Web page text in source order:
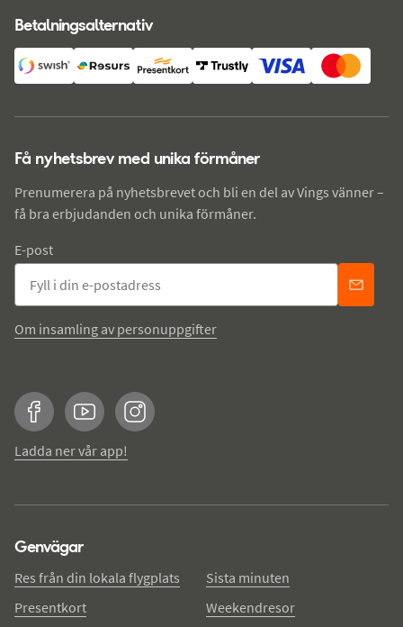
Betalningsalternativ
Få nyhetsbrev med unika förmåner
Prenumerera på nyhetsbrevet och bli en del av Vings vänner –
få bra erbjudanden och unika förmåner.
E-post
Om insamling av personuppgifter
FacebookYouTubeInstagram
Ladda ner vår app!
Genvägar
Res från din lokala flygplats
Presentkort
Sista minuten
Weekendresor